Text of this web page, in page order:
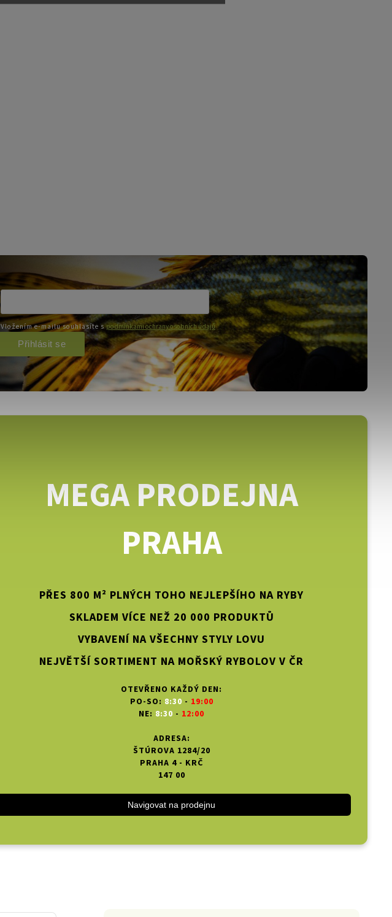
MEGA PRODEJNA
PRAHA
PŘES 800 M² PLNÝCH TOHO NEJLEPŠÍHO NA RYBY
SKLADEM VÍCE NEŽ 20 000 PRODUKTŮ
VYBAVENÍ NA VŠECHNY STYLY LOVU
NEJVĚTŠÍ SORTIMENT NA MOŘSKÝ RYBOLOV V ČR
OTEVŘENO KAŽDÝ DEN:
PO-SO: 8:30 - 19:00
NE: 8:30 - 12:00
ADRESA:
ŠTÚROVA 1284/20
PRAHA 4 - KRČ
147 00
Navigovat na prodejnu
Vložením e-mailu souhlasíte spodmínkami ochrany osobních údajů
Přihlásit se